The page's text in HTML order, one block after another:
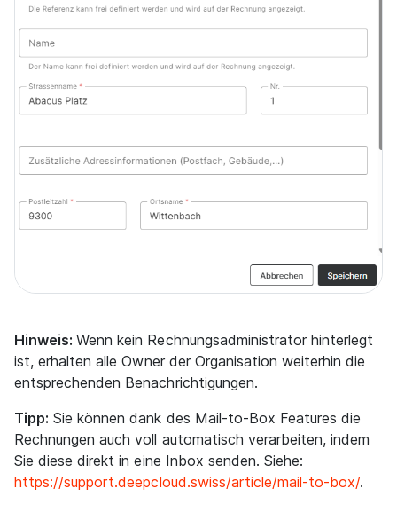
Hinweis:Wenn kein Rechnungsadministrator hinterlegt
ist, erhalten alle Owner der Organisation weiterhin die
entsprechenden Benachrichtigungen.
Tipp: Sie können dank des Mail-to-Box Features die
Rechnungen auch voll automatisch verarbeiten, indem
Sie diese direkt in eine Inbox senden. Siehe:
https://support.deepcloud.swiss/article/mail-to-box/.